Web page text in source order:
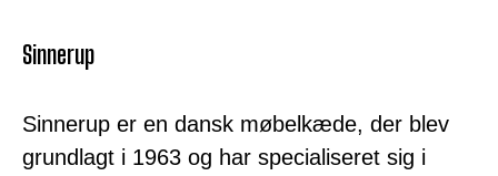
Sinnerup
Sinnerup er en dansk møbelkæde, der blev
grundlagt i 1963 og har specialiseret sig i